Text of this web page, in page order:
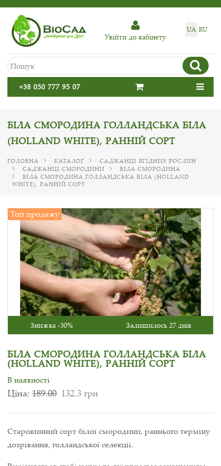
UA RU
Увiйти до кабiнету
+38 050 777 95 07
БІЛА СМОРОДИНА ГОЛЛАНДСЬКА БІЛА
(HOLLAND WHITE), РАННІЙ СОРТ
ГОЛОВНА КАТАЛОГ
САДЖАНЦІ ЯГІДНИХ РОСЛИН
САДЖАНЦІ СМОРОДИНИ
БІЛА СМОРОДИНА
БІЛА СМОРОДИНА ГОЛЛАНДСЬКА БІЛА (HOLLAND
WHITE), РАННІЙ СОРТ
Топ продажу
Знижка -30% Залишилось 27 днів
БІЛА СМОРОДИНА ГОЛЛАНДСЬКА БІЛА
(HOLLAND WHITE), РАННІЙ СОРТ
В наявності
Ціна: 189.00 132.3 грн
Старовинний сорт білої смородини, раннього терміну
дозрівання, голландської селекції.